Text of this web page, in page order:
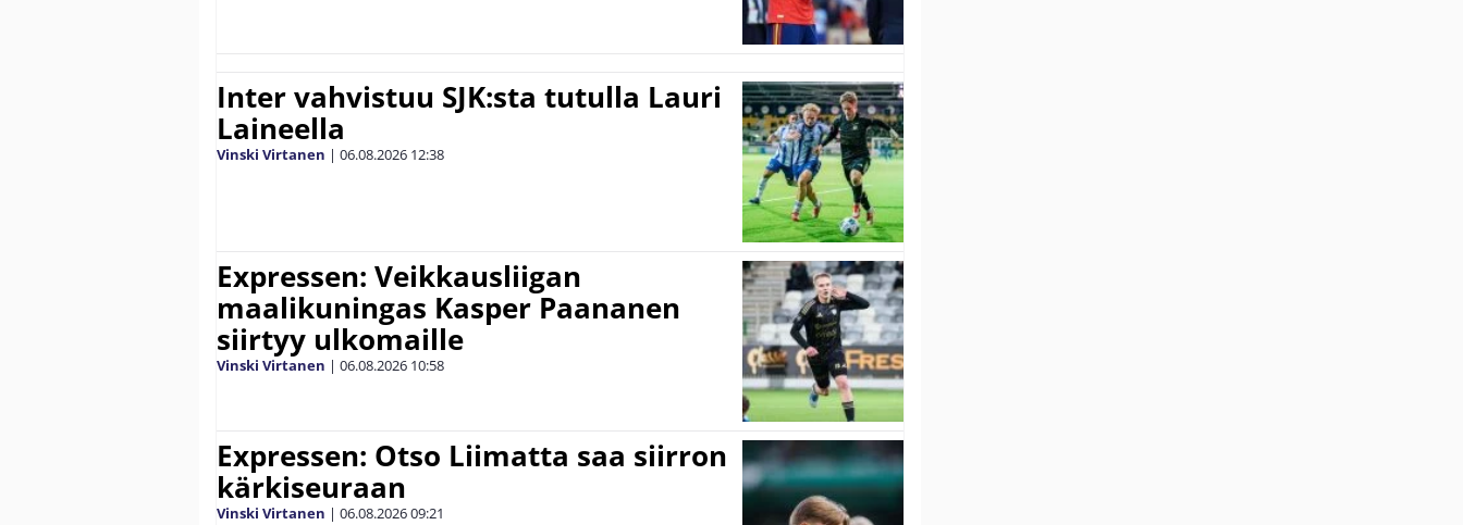
Inter vahvistuu SJK:sta tutulla Lauri
Laineella
Vinski Virtanen | 06.08.2026 12:38
Expressen: Veikkausliigan
maalikuningas Kasper Paananen
siirtyy ulkomaille
Vinski Virtanen | 06.08.2026 10:58
Expressen: Otso Liimatta saa siirron
kärkiseuraan
Vinski Virtanen | 06.08.202609:21